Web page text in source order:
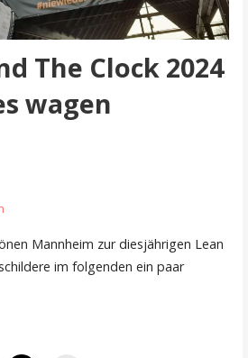
The Clock 2024
wagen
Mannheim zur diesjährigen Lean
im folgenden ein paar